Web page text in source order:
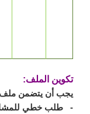
الملف:
أن يتضمن ملف الترشح
طلب خطي للمشاركة